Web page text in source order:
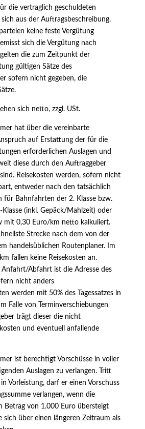
die vertraglich geschuldeten
sich aus der Auftragsbeschreibung.
keine feste Vergütung
sich die Vergütung nach
die zum Zeitpunkt der
gültigen Sätze des
sofern nicht gegeben, die
sich netto, zzgl. USt.
hat über die vereinbarte
auf Erstattung der für die
erforderlichen Auslagen und
diese durch den Auftraggeber
Reisekosten werden, sofern nicht
entweder nach den tatsächlich
für Bahnfahrten der 2. Klasse bzw.
Klasse (inkl. Gepäck/Mahlzeit) oder
mit 0,30 Euro/km netto kalkuliert.
Strecke nach dem von der
handelsüblichen Routenplaner. Im
fallen keine Reisekosten an.
Abfahrt ist die Adresse des
nicht anders
werden mit 50% des Tagessatzes in
Falle von Terminverschiebungen
trägt dieser die nicht
und eventuell anfallende
ist berechtigt Vorschüsse in voller
Auslagen zu verlangen. Tritt
Vorleistung, darf er einen Vorschuss
verlangen, wenn die
Betrag von 1.000 Euro übersteigt
sich über einen längeren Zeitraum als